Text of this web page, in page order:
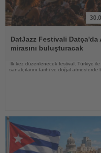
Oku
DatJazz Festivali
mirasını buluşturacak
İlk kez düzenlenecek festival, Türkiye
sanatçılarını tarihi ve doğal atmosferde